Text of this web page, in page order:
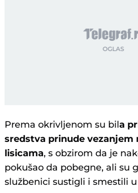
Prema okrivljenom su bila
sredstva prinude
lisicama, s obzirom da je
pokušao da pobegne, ali su
službenici sustigli i smestili